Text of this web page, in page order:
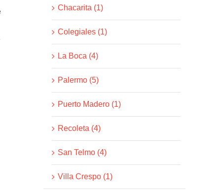
Chacarita (1)
Colegiales (1)
La Boca (4)
Palermo (5)
Puerto Madero (1)
Recoleta (4)
San Telmo (4)
Villa Crespo (1)